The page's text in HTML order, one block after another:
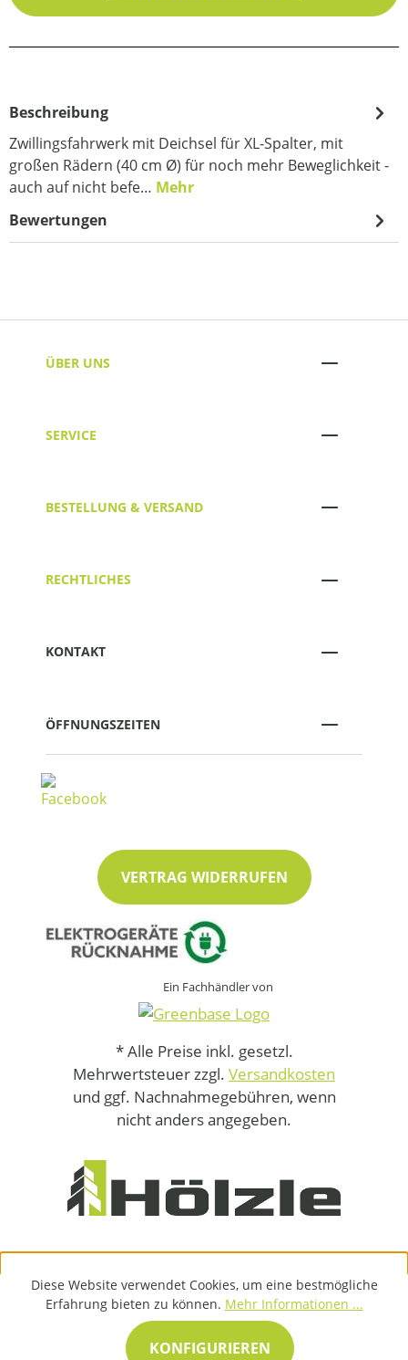
Beschreibung
Zwillingsfahrwerk mit Deichsel für XL-Spalter, mit
großen Rädern (40 cm Ø) für noch mehr Beweglichkeit -
auch auf nicht befe… Mehr
Bewertungen
ÜBER UNS
SERVICE
BESTELLUNG & VERSAND
RECHTLICHES
KONTAKT
ÖFFNUNGSZEITEN
VERTRAG WIDERRUFEN
Ein Fachhändler von
* Alle Preise inkl. gesetzl.
Mehrwertsteuer zzgl. Versandkosten
und ggf. Nachnahmegebühren, wenn
nicht anders angegeben.
Diese Website verwendet Cookies, um eine bestmögliche
Erfahrung bieten zu können. Mehr Informationen ...
KONFIGURIEREN